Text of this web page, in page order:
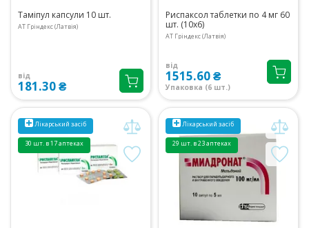
Таміпул капсули 10 шт.
АТ Гріндекс (Латвія)
від
181.30 ₴
Риспаксол таблетки по 4 мг 60
шт. (10х6)
АТ Гріндекс (Латвія)
від
1515.60 ₴
Упаковка (6 шт.)
Лікарський засіб
30 шт. в 17 аптеках
Лікарський засіб
29 шт. в 23 аптеках